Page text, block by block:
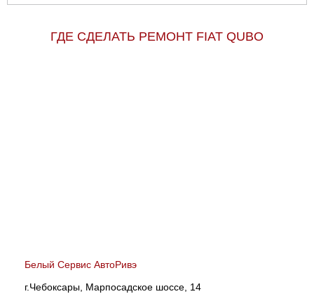
ГДЕ СДЕЛАТЬ РЕМОНТ FIAT QUBO
Белый Сервис АвтоРивэ
г.Чебоксары, Марпосадское шоссе, 14